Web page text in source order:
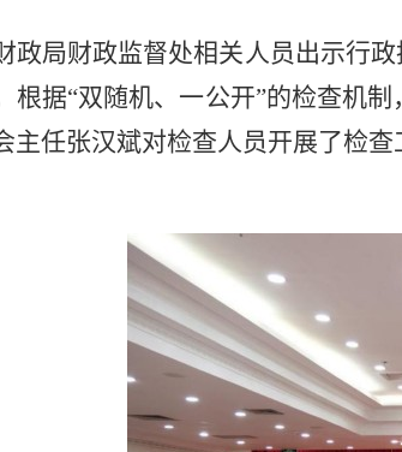
政局财政监督处相关人员出示行
根据“双随机、一公开”的检查机
主任张汉斌对检查人员开展了检